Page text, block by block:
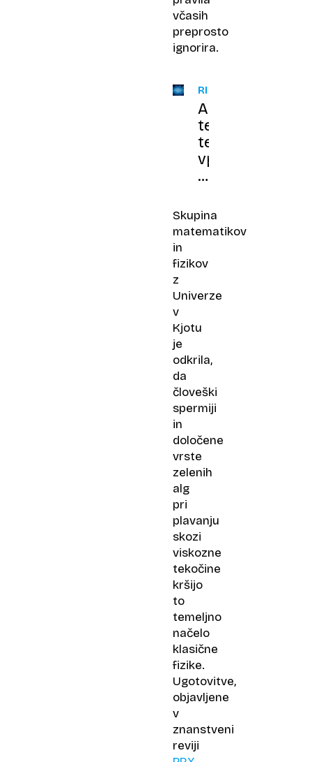
včasih
preprosto
ignorira.
REPRODUKCIJA
Ali
telesna
teža
vpliva
na
sperme?
Nova
z
izjemo
Skupina
matematikov
in
fizikov
z
Univerze
v
Kjotu
je
odkrila,
da
človeški
spermiji
in
določene
vrste
zelenih
alg
pri
plavanju
skozi
viskozne
tekočine
kršijo
to
temeljno
načelo
klasične
fizike.
Ugotovitve,
objavljene
v
znanstveni
reviji